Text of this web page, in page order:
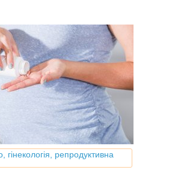
гінекологія, репродуктивна